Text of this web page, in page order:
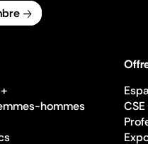
hommes